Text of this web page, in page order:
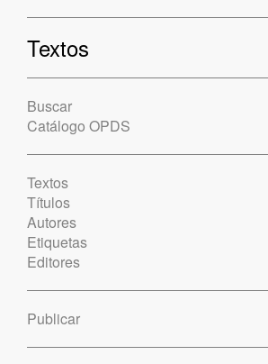
Textos
Buscar
Catálogo OPDS
Textos
Títulos
Autores
Etiquetas
Editores
Publicar